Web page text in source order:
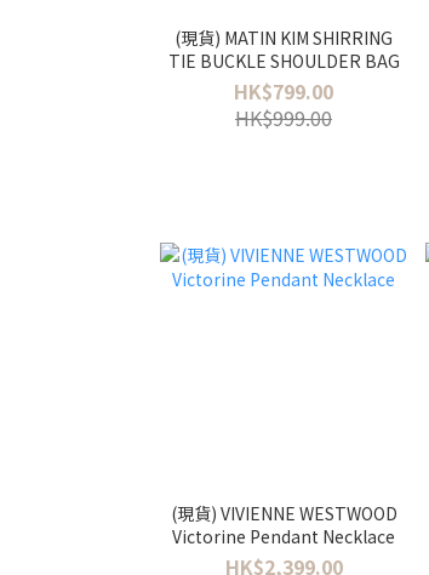
(現貨) MATIN KIM SHIRRING
TIE BUCKLE SHOULDER BAG
HK$799.00
HK$999.00
(現貨) VIVIENNE WESTWOOD
Victorine Pendant Necklace
HK$2,399.00